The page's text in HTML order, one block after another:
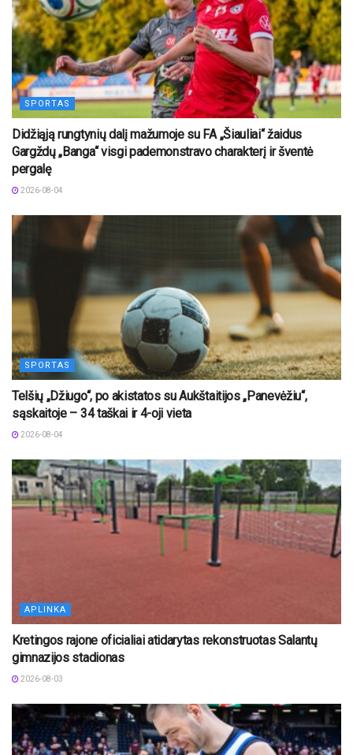
SPORTAS
Didžiąją rungtynių dalį mažumoje su FA „Šiauliai“ žaidus
Gargždų „Banga“ visgi pademonstravo charakterį ir šventė
pergalę
2026-08-04
SPORTAS
Telšių „Džiugo“, po akistatos su Aukštaitijos „Panevėžiu“,
sąskaitoje – 34 taškai ir 4-oji vieta
2026-08-04
APLINKA
Kretingos rajone oficialiai atidarytas rekonstruotas Salantų
gimnazijos stadionas
2026-08-03